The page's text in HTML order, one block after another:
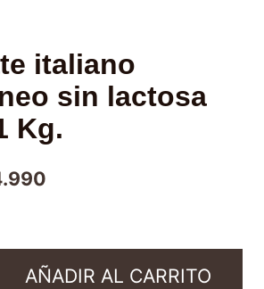
italiano
sin lactosa
Kg.
AÑADIR AL CARRITO